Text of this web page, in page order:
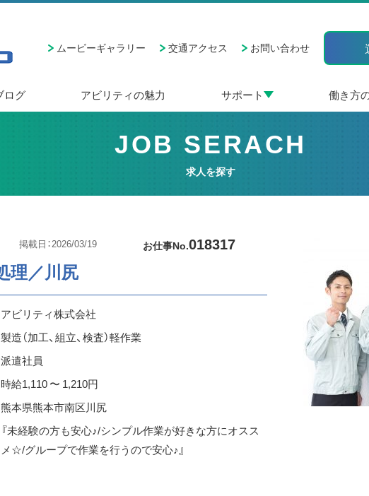
ムービーギャラリー 交通アクセス お問い合わせ
ログ アビリティの魅力 サポート 働き方
JOB SERACH
求人を探す
掲載日：2026/03/19 お仕事No.018317
理／川尻
アビリティ株式会社
製造（加工、組立、検査）軽作業
派遣社員
時給1,110 〜 1,210円
熊本県熊本市南区川尻
『未経験の方も安心♪/シンプル作業が好きな方にオスス
メ☆/グループで作業を行うので安心♪』